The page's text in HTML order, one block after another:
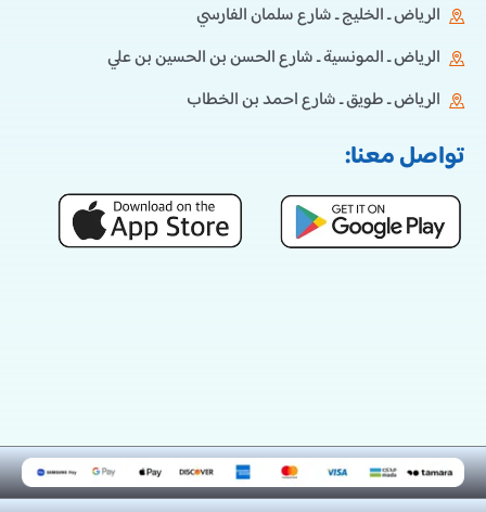
الرياض ـ الخليج ـ شارع سلمان الفارسي
الرياض ـ المونسية ـ شارع الحسن بن الحسين بن علي
الرياض ـ طويق ـ شارع احمد بن الخطاب
تواصل معنا: